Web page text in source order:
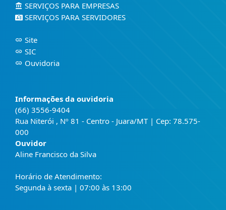
SERVIÇOS PARA EMPRESAS
SERVIÇOS PARA SERVIDORES
Site
SIC
Ouvidoria
Informações da ouvidoria
(66) 3556-9404
Rua Niterói , Nº 81 - Centro - Juara/MT | Cep: 78.575-
000
Ouvidor
Aline Francisco da Silva
Horário de Atendimento:
Segunda à sexta | 07:00 às 13:00